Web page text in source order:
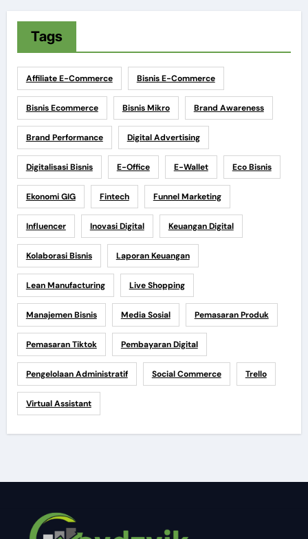
Tags
Affiliate E-Commerce Bisnis E-Commerce
Bisnis Ecommerce Bisnis Mikro Brand Awareness
Brand Performance Digital Advertising
Digitalisasi Bisnis E-Office E-Wallet Eco Bisnis
Ekonomi GIG Fintech Funnel Marketing
Influencer Inovasi Digital Keuangan Digital
Kolaborasi Bisnis Laporan Keuangan
Lean Manufacturing Live Shopping
Manajemen Bisnis Media Sosial Pemasaran Produk
Pemasaran Tiktok Pembayaran Digital
Pengelolaan Administratif Social Commerce Trello
Virtual Assistant